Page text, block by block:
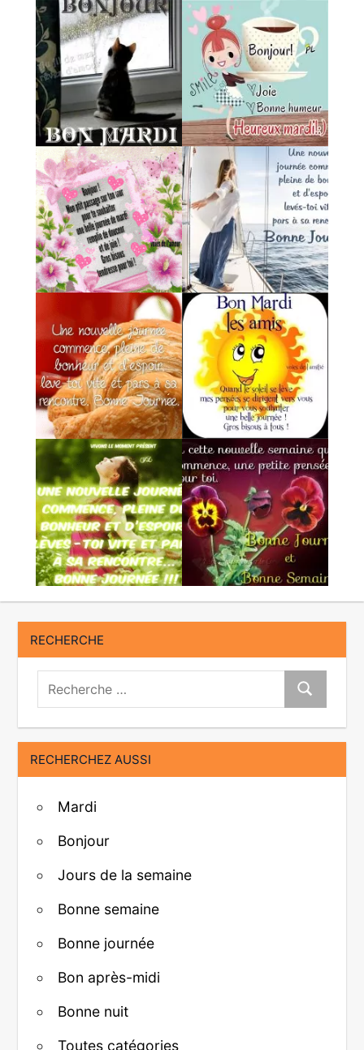
RECHERCHE
Recherche:
Recherche
RECHERCHEZ AUSSI
Mardi
Bonjour
Jours de la semaine
Bonne semaine
Bonne journée
Bon après-midi
Bonne nuit
Toutes catégories